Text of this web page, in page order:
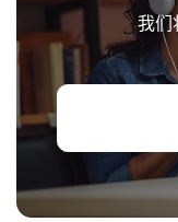
我们